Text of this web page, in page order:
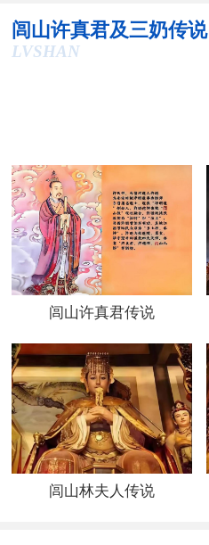
闾山许真君及三奶传说
LVSHAN
闾山许真君传说
闾山林夫人传说